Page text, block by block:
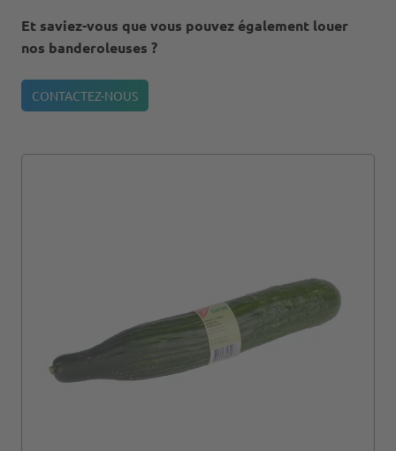
Et saviez-vous que vous pouvez également louer
nos banderoleuses ?
CONTACTEZ-NOUS